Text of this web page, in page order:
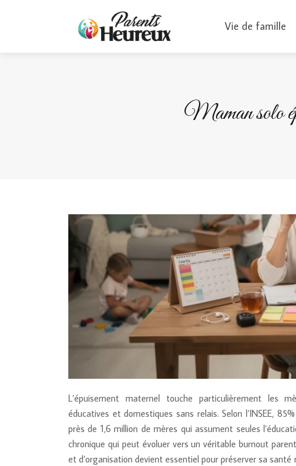
Vie de famille
Maman solo
L’épuisement maternel touche particulièrement les
éducatives et domestiques sans relais. Selon l’INSEE,
près de 1,6 million de mères qui assument seules
chronique qui peut évoluer vers un véritable burnout
et d’organisation devient essentiel pour préserver sa